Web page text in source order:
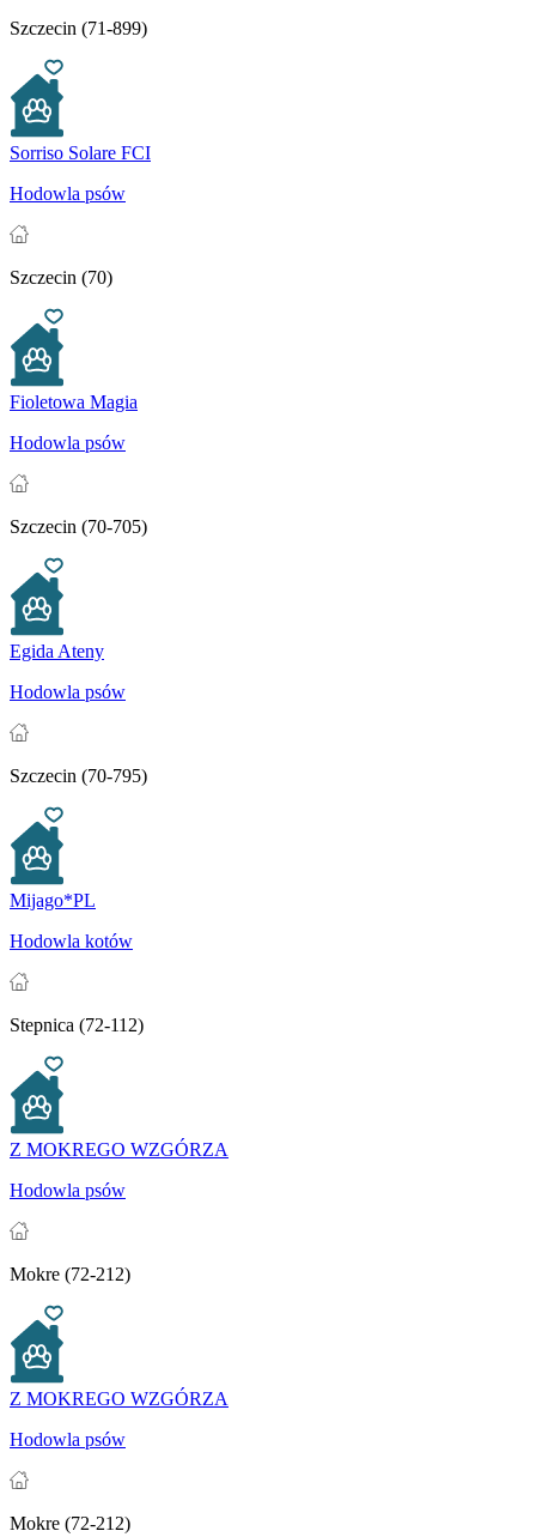
Szczecin (71-899)
Sorriso Solare FCI
Hodowla psów
Szczecin (70)
Fioletowa Magia
Hodowla psów
Szczecin (70-705)
Egida Ateny
Hodowla psów
Szczecin (70-795)
Mijago*PL
Hodowla kotów
Stepnica (72-112)
Z MOKREGO WZGÓRZA
Hodowla psów
Mokre (72-212)
Z MOKREGO WZGÓRZA
Hodowla psów
Mokre (72-212)